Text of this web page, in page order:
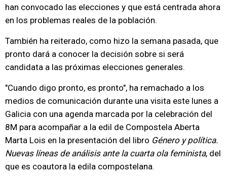
han convocado las elecciones y que está centrada ahora
en los problemas reales de la población.
También ha reiterado, como hizo la semana pasada, que
pronto dará a conocer la decisión sobre si será
candidata a las próximas elecciones generales.
"Cuando digo pronto, es pronto", ha remachado a los
medios de comunicación durante una visita este lunes a
Galicia con una agenda marcada por la celebración del
8M para acompañar a la edil de Compostela Aberta
Marta Lois en la presentación del libro Género y política.
Nuevas líneas de análisis ante la cuarta ola feminista, del
que es coautora la edila compostelana.